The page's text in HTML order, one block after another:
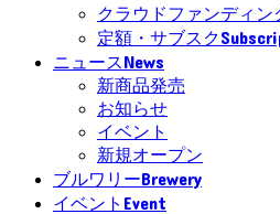
クラウドファンディン
定額・サブスク
ニュースNews
新商品発売
お知らせ
イベント
新規オープン
ブルワリーBrewery
イベント Event